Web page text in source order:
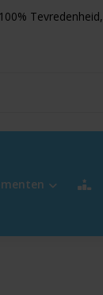
100% Tevredenheid,